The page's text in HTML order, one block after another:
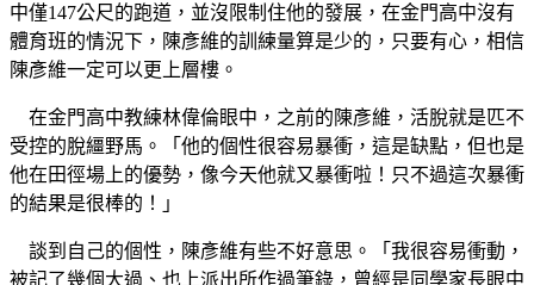
中僅147公尺的跑道，並沒限制住他的發展，在金門高中沒有
體育班的情況下，陳彥維的訓練量算是少的，只要有心，相信
陳彥維一定可以更上層樓。
在金門高中教練林偉倫眼中，之前的陳彥維，活脫就是匹不
受控的脫繮野馬。「他的個性很容易暴衝，這是缺點，但也是
他在田徑場上的優勢，像今天他就又暴衝啦！只不過這次暴衝
的結果是很棒的！」
談到自己的個性，陳彥維有些不好意思。「我很容易衝動，
被記了幾個大過、也上派出所作過筆錄，曾經是同學家長眼中